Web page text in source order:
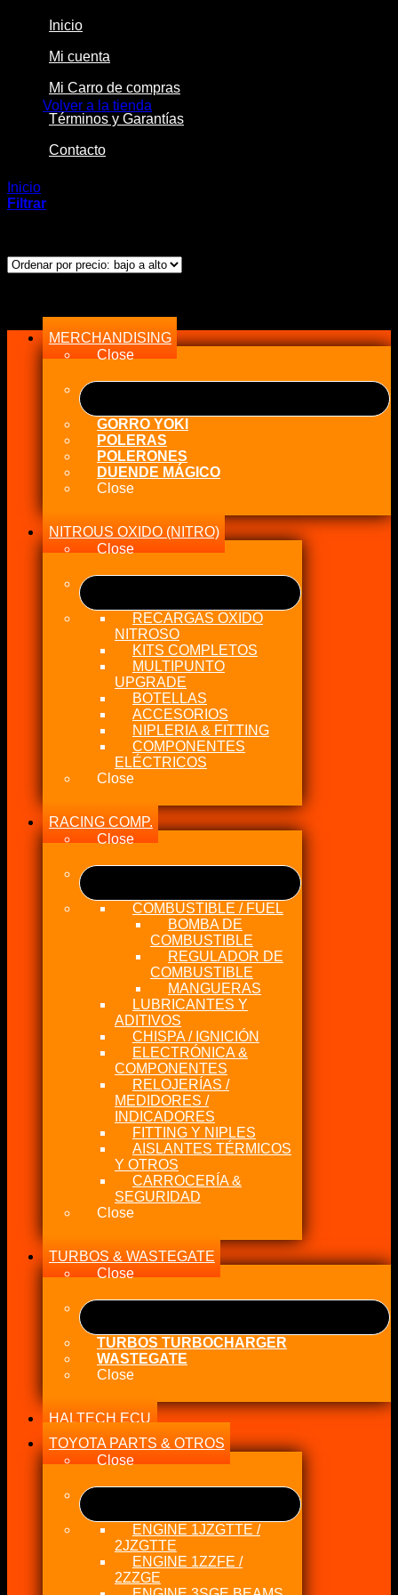
Volver a la tienda
Inicio
Mi cuenta
Mi Carro de compras
Términos y Garantías
Contacto
Inicio
Filtrar
MERCHANDISING
Close
GORRO YOKI
POLERAS
POLERONES
DUENDE MÁGICO
Close
NITROUS OXIDO (NITRO)
Close
RECARGAS OXIDO
NITROSO
KITS COMPLETOS
MULTIPUNTO
UPGRADE
BOTELLAS
ACCESORIOS
NIPLERIA & FITTING
COMPONENTES
ELÉCTRICOS
Close
RACING COMP.
Close
COMBUSTIBLE / FUEL
BOMBA DE
COMBUSTIBLE
REGULADOR DE
COMBUSTIBLE
MANGUERAS
LUBRICANTES Y
ADITIVOS
CHISPA / IGNICIÓN
ELECTRÓNICA &
COMPONENTES
RELOJERÍAS /
MEDIDORES /
INDICADORES
FITTING Y NIPLES
AISLANTES TÉRMICOS
Y OTROS
CARROCERÍA &
SEGURIDAD
Close
TURBOS & WASTEGATE
Close
TURBOS TURBOCHARGER
WASTEGATE
Close
HALTECH ECU
TOYOTA PARTS & OTROS
Close
ENGINE 1JZGTTE /
2JZGTTE
ENGINE 1ZZFE /
2ZZGE